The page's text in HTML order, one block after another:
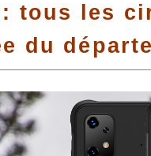
: tous les
du